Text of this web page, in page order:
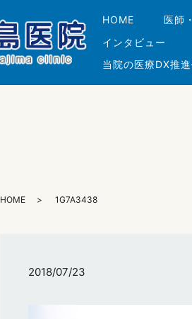
HOME 医師
インタビュー
当院の医療DX推
HOME 1G7A3438
2018/07/23